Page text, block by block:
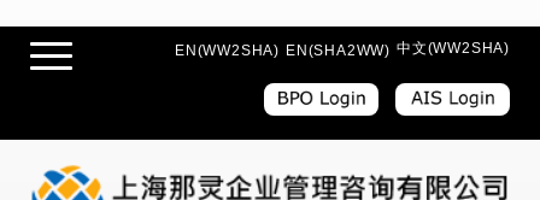
EN(WW2SHA) EN(SHA2WW) 中文(WW2SHA)